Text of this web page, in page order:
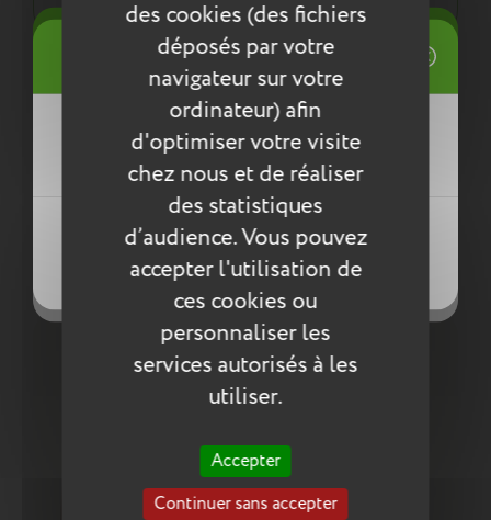
des cookies (des fichiers
déposés par votre
navigateur sur votre
ordinateur) afin
d'optimiser votre visite
chez nous et de réaliser
des statistiques
d’audience. Vous pouvez
accepter l'utilisation de
ces cookies ou
personnaliser les
services autorisés à les
utiliser.
Accepter
Continuer sans accepter
Entretien
Pour l’entretien de nos produits, nous vous
conseillons d’utiliser un chiffon humide ou une
éponge légèrement humidifiée à l'eau
savonneuse. N’utilisez pas de produits agressifs
qui risqueraient de détériorer le produit.
Compléter la collection
Mes listes d'envies
Créer une nouvelle liste
((title))
((cancelText))
((createText))
Connexion
Vous devez être connecté pour ajouter
des produits à votre liste d'envies.
((cancelText))
((loginText))